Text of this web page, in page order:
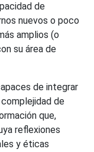
de
nuevos o poco
amplios (o
su área de
de integrar
de
que,
reflexiones
y éticas